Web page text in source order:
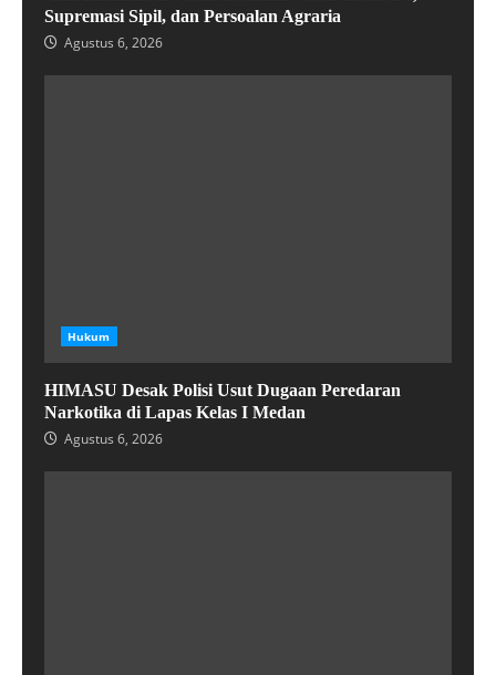
Supremasi Sipil, dan Persoalan Agraria
Agustus 6, 2026
Hukum
HIMASU Desak Polisi Usut Dugaan Peredaran
Narkotika di Lapas Kelas I Medan
Agustus 6, 2026